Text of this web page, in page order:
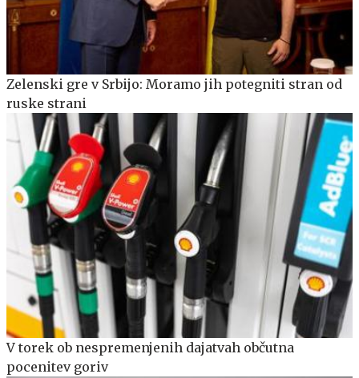
Zelenski gre v Srbijo: Moramo jih potegniti stran od
ruske strani
V torek ob nespremenjenih dajatvah občutna
pocenitev goriv